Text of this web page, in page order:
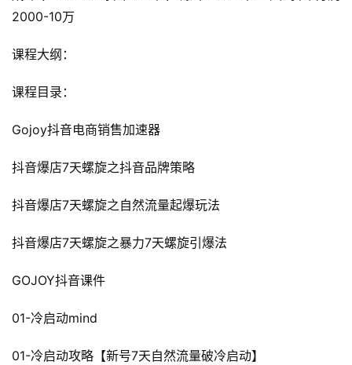
2000-10万
课程大纲：
课程目录：
Gojoy抖音电商销售加速器
抖音爆店7天螺旋之抖音品牌策略
抖音爆店7天螺旋之自然流量起爆玩法
抖音爆店7天螺旋之暴力7天螺旋引爆法
GOJOY抖音课件
01-冷启动mind
01-冷启动攻略【新号7天自然流量破冷启动】